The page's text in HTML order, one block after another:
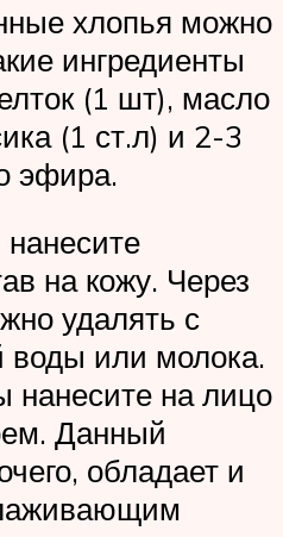
хлопья можно
ингредиенты
(1 шт), масло
(1 ст.л) и 2-3
эфира.
на кожу. Через
удалять с
или молока.
нанесите на лицо
Данный
обладает и